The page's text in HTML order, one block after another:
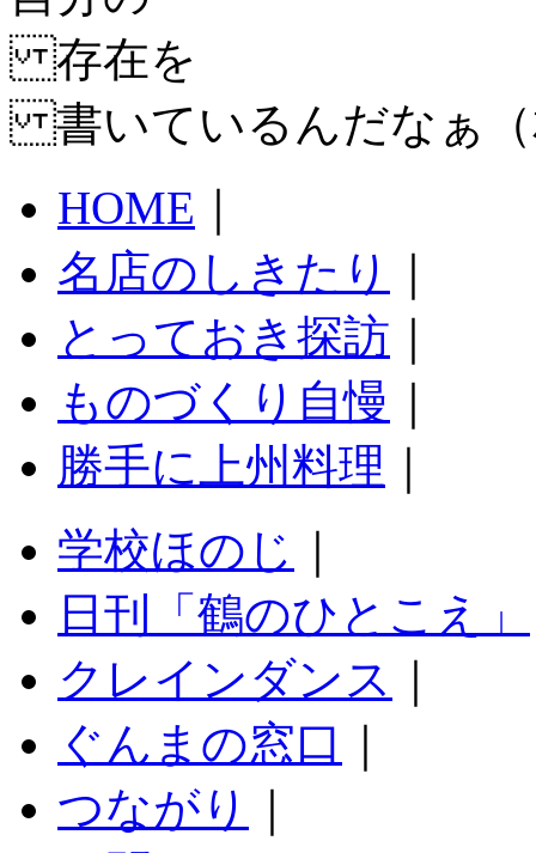
存在を
書いているんだなぁ（
HOME
名店のしきたり
とっておき探訪
ものづくり自慢
勝手に上州料理
学校ほのじ
日刊「鶴のひとこえ」
クレインダンス
ぐんまの窓口
つながり